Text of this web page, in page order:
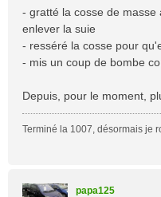
- gratté la cosse de
enlever la suie
- resséré la cosse pour
- mis un coup de bombe
Depuis, pour le moment,
Terminé la 1007, désormais je
papa125